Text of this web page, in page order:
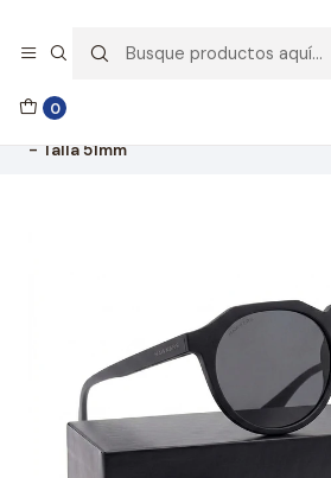
0
🚚 Envío GRATIS por compras
- Talla 51mm